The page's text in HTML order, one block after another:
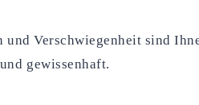
Verschwiegenheit sind
gewissenhaft.